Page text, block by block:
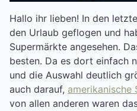
Hallo ihr lieben! In den
den Urlaub geflogen und
Supermärkte angesehen.
besten. Da es dort einfach
und die Auswahl deutlich
auch darauf, amerikanische
von allen anderen waren